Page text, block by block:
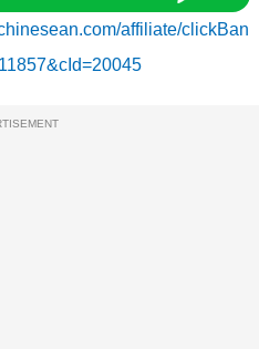
affiliate/clickBan